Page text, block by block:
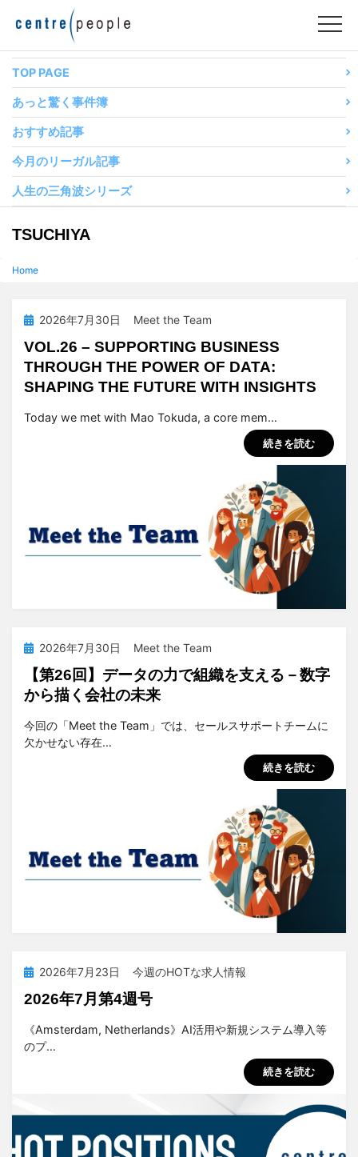
テ
TOP PAGE
あっと驚く事件簿
おすすめ記事
今月のリーガル記事
人生の三角波シリーズ
投稿者
:
TSUCHIYA
Home
投
日:
2026年7月30日 Meet the Team
VOL.26 – SUPPORTING BUSINESS
THROUGH THE POWER OF DATA:
SHAPING THE FUTURE WITH INSIGHTS
投稿者 tsuchiya
Today we met with Mao Tokuda, a core mem…
続きを読む
投
稿
日:
2026年7月30日 Meet the Team
【第26回】データの力で組織を支える－数字
から描く会社の未来
投稿者tsuchiya
今回の「Meet the Team」では、セールスサポートチームに
欠かせない存在…
続きを読む
投
日:
2026年7月23日 今週のHOTな求人情報
2026年7月第4週号
投稿者tsuchiya
《Amsterdam, Netherlands》AI活用や新規システム導入等
のプ…
続きを読む